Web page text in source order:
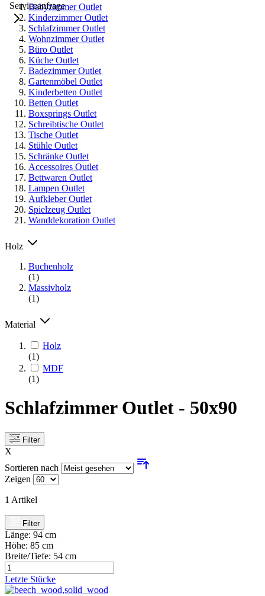
Serviceanfrage
Babyzimmer Outlet
Kinderzimmer Outlet
Schlafzimmer Outlet
Wohnzimmer Outlet
Büro Outlet
Küche Outlet
Badezimmer Outlet
Gartenmöbel Outlet
Kinderbetten Outlet
Betten Outlet
Boxsprings Outlet
Schreibtische Outlet
Tische Outlet
Stühle Outlet
Schränke Outlet
Accessoires Outlet
Bettwaren Outlet
Lampen Outlet
Aufkleber Outlet
Spielzeug Outlet
Wanddekoration Outlet
Holz
Buchenholz
(1)
Massivholz
(1)
Material
Holz
(1)
MDF
(1)
Schlafzimmer Outlet - 50x90
Filter
X
Sortieren nach
Zeigen
1 Artikel
Filter
Länge: 94 cm
Höhe: 85 cm
Breite/Tiefe: 54 cm
Letzte Stücke